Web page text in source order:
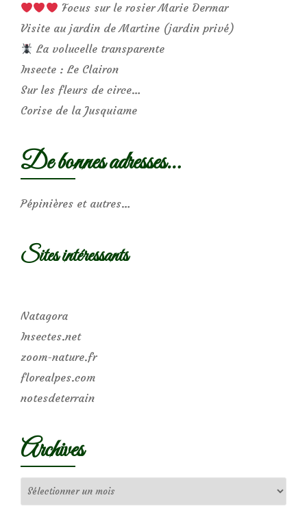
Focus sur le rosier Marie Dermar
Visite au jardin de Martine (jardin privé)
La volucelle transparente
Insecte : Le Clairon
Sur les fleurs de circe…
Corise de la Jusquiame
De bonnes adresses…
Pépinières et autres…
Sites intéressants
Natagora
Insectes.net
zoom-nature.fr
florealpes.com
notesdeterrain
Archives